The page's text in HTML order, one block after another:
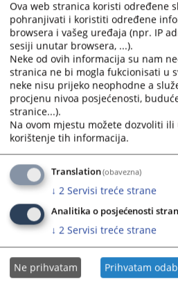
calendar
and
select
a
date.
Press
the
question
mark
key
to
get
the
keyboard
shortcuts
for
changing
dates.
calendar
and
select
a
date.
Press
question
mark
key
to
get
keyboard
shortcuts
for
changing
dates.
Ova web stranica koristi određene
pohranjivati i koristiti određene
browsera i vašeg uređaja (npr. IP
sesiji unutar browsera, ...).
Neke od ovih informacija su nam
stranica ne bi mogla fukcionisati u
neke nisu prijeko neophodne a
procjenu nivoa posjećenosti,
stranice...).
Na ovom mjestu možete dozvoliti
korištenje tih informacija.
Translation(obavezna)
↓ 2 Servisi treće strane
Analitika o posjećenosti
↓ 2 Servisi treće strane
Ne prihvatam Prihvatam